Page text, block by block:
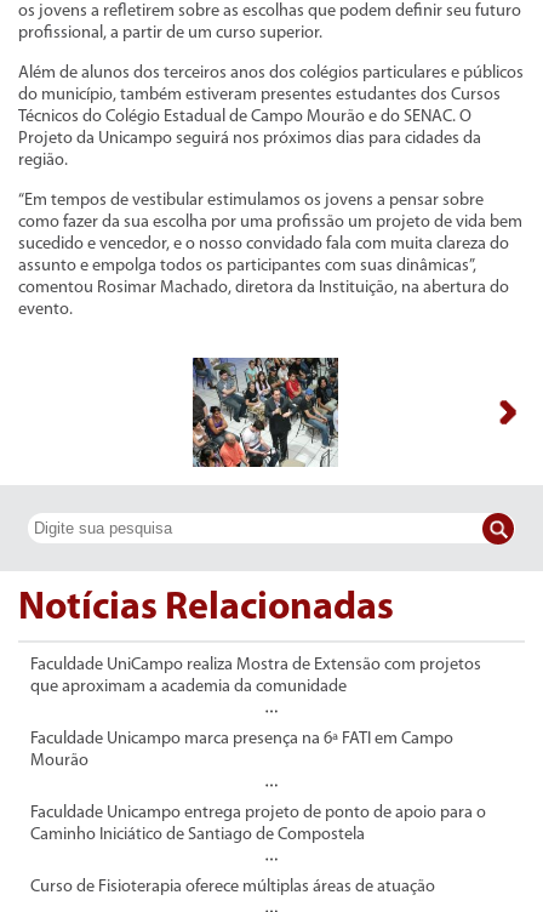
os jovens a refletirem sobre as escolhas que podem definir seu futuro
profissional, a partir de um curso superior.
Além de alunos dos terceiros anos dos colégios particulares e públicos
do município, também estiveram presentes estudantes dos Cursos
Técnicos do Colégio Estadual de Campo Mourão e do SENAC. O
Projeto da Unicampo seguirá nos próximos dias para cidades da
região.
“Em tempos de vestibular estimulamos os jovens a pensar sobre
como fazer da sua escolha por uma profissão um projeto de vida bem
sucedido e vencedor, e o nosso convidado fala com muita clareza do
assunto e empolga todos os participantes com suas dinâmicas”,
comentou Rosimar Machado, diretora da Instituição, na abertura do
evento.
Notícias Relacionadas
Faculdade UniCampo realiza Mostra de Extensão com projetos
que aproximam a academia da comunidade
Faculdade Unicampo marca presença na 6ª FATI em Campo
Mourão
Faculdade Unicampo entrega projeto de ponto de apoio para o
Caminho Iniciático de Santiago de Compostela
Curso de Fisioterapia oferece múltiplas áreas de atuação